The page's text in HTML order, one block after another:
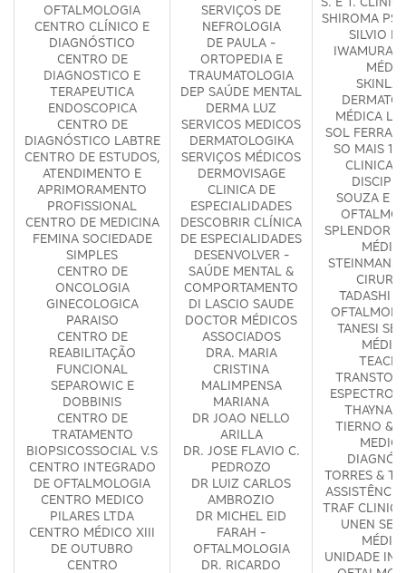
OFTALMOLOGIA
CENTRO CLÍNICO E
DIAGNÓSTICO
CENTRO DE
DIAGNOSTICO E
TERAPEUTICA
ENDOSCOPICA
CENTRO DE
DIAGNÓSTICO LABTRE
CENTRO DE ESTUDOS,
ATENDIMENTO E
APRIMORAMENTO
PROFISSIONAL
CENTRO DE MEDICINA
FEMINA SOCIEDADE
SIMPLES
CENTRO DE
ONCOLOGIA
GINECOLOGICA
PARAISO
CENTRO DE
REABILITAÇÃO
FUNCIONAL
SEPAROWIC E
DOBBINIS
CENTRO DE
TRATAMENTO
BIOPSICOSSOCIAL V.S
CENTRO INTEGRADO
DE OFTALMOLOGIA
CENTRO MEDICO
PILARES LTDA
CENTRO MÉDICO XIII
DE OUTUBRO
CENTRO
SERVIÇOS DE
NEFROLOGIA
DE PAULA -
ORTOPEDIA E
TRAUMATOLOGIA
DEP SAÚDE MENTAL
DERMA LUZ
SERVICOS MEDICOS
DERMATOLOGIKA
SERVIÇOS MÉDICOS
DERMOVISAGE
CLINICA DE
ESPECIALIDADES
DESCOBRIR CLÍNICA
DE ESPECIALIDADES
DESENVOLVER -
SAÚDE MENTAL &
COMPORTAMENTO
DI LASCIO SAUDE
DOCTOR MÉDICOS
ASSOCIADOS
DRA. MARIA
CRISTINA
MALIMPENSA
MARIANA
DR JOAO NELLO
ARILLA
DR. JOSE FLAVIO C.
PEDROZO
DR LUIZ CARLOS
AMBROZIO
DR MICHEL EID
FARAH -
OFTALMOLOGIA
DR. RICARDO
SHIROMA
SILVIO
IWAMURA
MÉDICA
SOL
SO MAIS 1
CLINICA
SOUZA E
SPLENDOR
STEINMANS
TADASHI &
TANESI
ESPECTRO
THAYNA
TIERNO &
TORRES &
TRAF
UNEN
UNIDADE